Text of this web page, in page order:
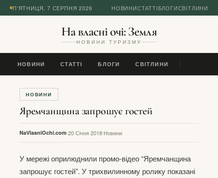
П’ЯТНИЦЯ, 7 СЕРПНЯ 2026 НОВИНИСТАТТІБЛОГИСВІТЛИНИ
На власні очі: Земля
НОВИНИ ТУРИЗМУ
НОВИНИ СТАТТІ БЛОГИ СВІТЛИНИ
НОВИНИ
Яремчанщина запрошує гостей
NaVlasniOchi.com 20 Січня 2018 Новини
У мережі оприлюднили промо-відео “Яремчанщина
запрошує гостей”. У трихвилинному ролику показані